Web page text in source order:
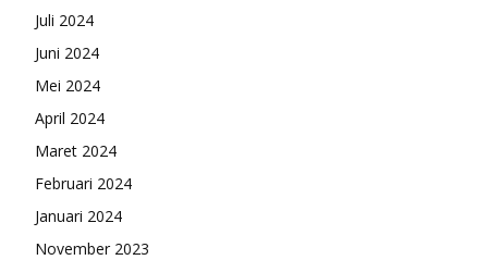
Juli 2024
Juni 2024
Mei 2024
April 2024
Maret 2024
Februari 2024
Januari 2024
November 2023